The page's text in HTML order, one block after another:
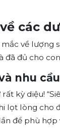
các
về lượng
đã đủ cho
nhu
rất kỳ diệu!
lọt lòng cho
để phù